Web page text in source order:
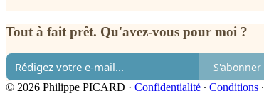
Tout à fait prêt. Qu'avez-vous pour moi ?
S'abonner
© 2026 Philippe PICARD · Confidentialité ∙ Conditions ∙